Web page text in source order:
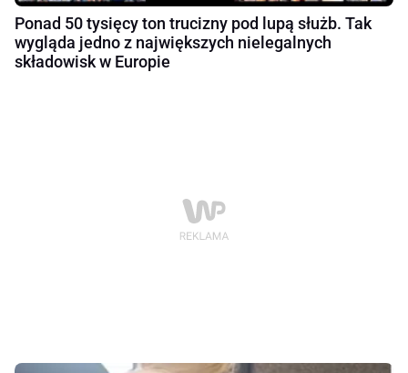
Ponad 50 tysięcy ton trucizny pod lupą służb. Tak
wygląda jedno z największych nielegalnych
składowisk w Europie